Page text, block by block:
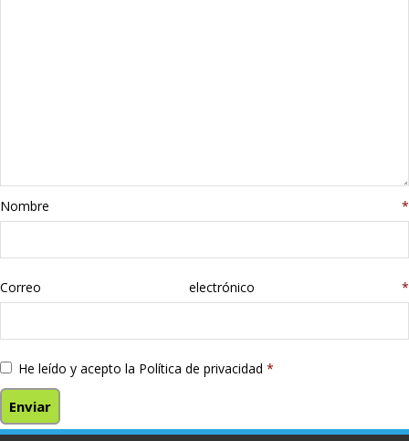
libros
Nombre *
Correo electrónico *
He leído y acepto la Política de privacidad *